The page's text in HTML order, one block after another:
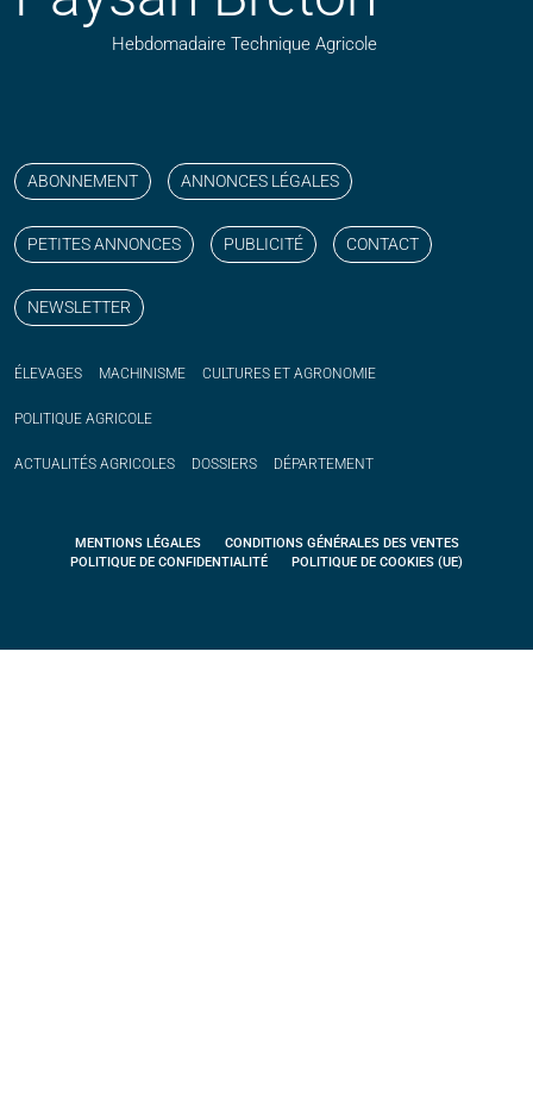
Hebdomadaire Technique Agricole
ABONNEMENT ANNONCES LÉGALES
PETITES ANNONCES PUBLICITÉ CONTACT
NEWSLETTER
ÉLEVAGES MACHINISME CULTURES ET AGRONOMIE
POLITIQUE AGRICOLE
ACTUALITÉS AGRICOLES DOSSIERS DÉPARTEMENT
MENTIONS LÉGALES
CONDITIONS GÉNÉRALES DES VENTES
POLITIQUE DE CONFIDENTIALITÉ
POLITIQUE DE COOKIES (UE)